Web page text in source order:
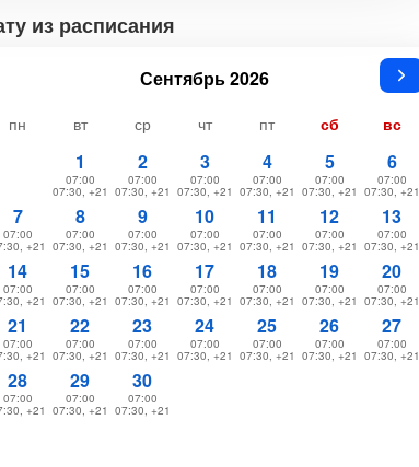
из расписания
Сентябрь 2026
пн вт ср чт пт сб вс
1
07:00
07:30, +21
2
07:00
07:30, +21
3
07:00
07:30, +21
4
07:00
07:30, +21
5
07:00
07:30, +21
6
07:00
07:30, +21
7
07:00
+21
8
07:00
07:30, +21
9
07:00
07:30, +21
10
07:00
07:30, +21
11
07:00
07:30, +21
12
07:00
07:30, +21
13
07:00
07:30, +21
14
07:00
+21
15
07:00
07:30, +21
16
07:00
07:30, +21
17
07:00
07:30, +21
18
07:00
07:30, +21
19
07:00
07:30, +21
20
07:00
07:30, +21
21
07:00
+21
22
07:00
07:30, +21
23
07:00
07:30, +21
24
07:00
07:30, +21
25
07:00
07:30, +21
26
07:00
07:30, +21
27
07:00
07:30, +21
28
07:00
+21
29
07:00
07:30, +21
30
07:00
07:30, +21